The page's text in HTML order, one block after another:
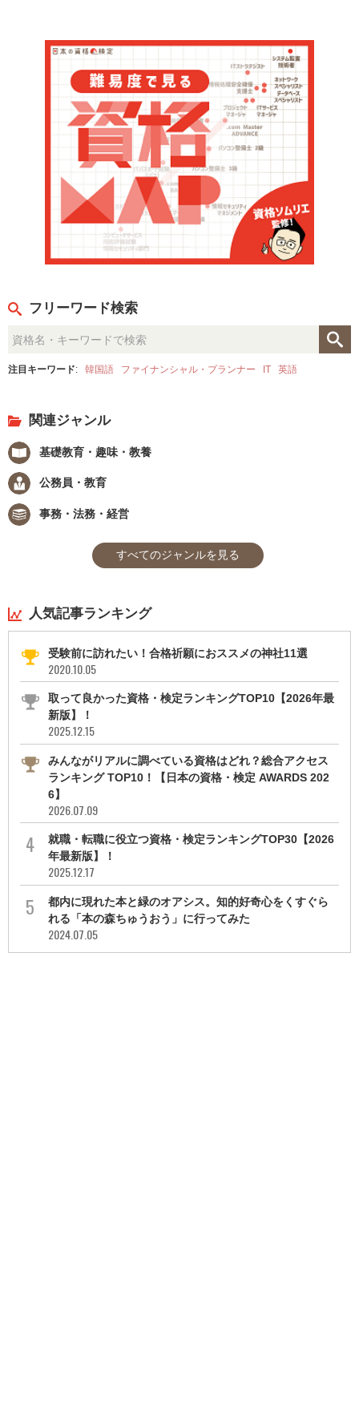
フリーワード検索
注目キーワード: 韓国語 ファイナンシャル・プランナー IT 英語
関連ジャンル
基礎教育・趣味・教養
公務員・教育
事務・法務・経営
すべてのジャンルを見る
人気記事ランキング
受験前に訪れたい！合格祈願におススメの神社11選
2020.10.05
取って良かった資格・検定ランキングTOP10【2026年最
新版】！
2025.12.15
みんながリアルに調べている資格はどれ？総合アクセス
ランキング TOP10！【日本の資格・検定 AWARDS 202
6】
2026.07.09
就職・転職に役立つ資格・検定ランキングTOP30【2026
年最新版】！
2025.12.17
都内に現れた本と緑のオアシス。知的好奇心をくすぐら
れる「本の森ちゅうおう」に行ってみた
2024.07.05